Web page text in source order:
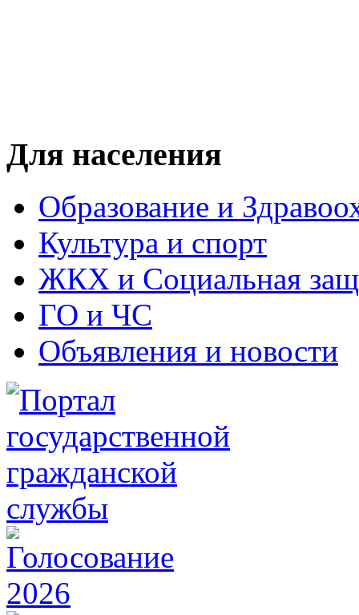
Для населения
Образование и
Культура и спорт
ЖКХ и Социальная
ГО и ЧС
Объявления и новости